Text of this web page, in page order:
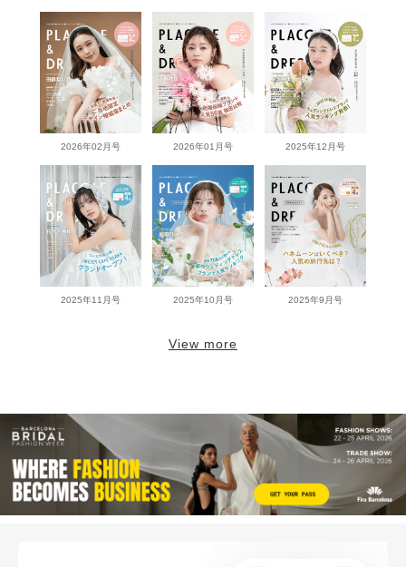
2026年02月号 2026年01月号 2025年12月号
2025年11月号 2025年10月号 2025年9月号
View more